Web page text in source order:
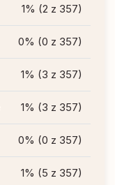
1% (2 z 357)
0% (0 z 357)
1% (3 z 357)
1% (3 z 357)
0% (0 z 357)
1% (5 z 357)